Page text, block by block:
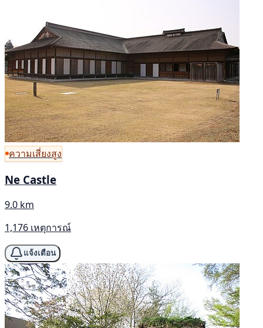
ความเสี่ยงสูง
Ne Castle
9.0 km
1,176 เหตุการณ์
แจ้งเตือน